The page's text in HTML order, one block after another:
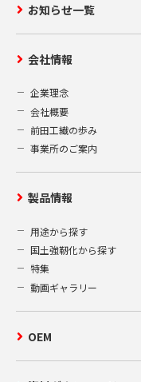
お知らせ一覧
会社情報
企業理念
会社概要
前田工繊の歩み
事業所のご案内
製品情報
用途から探す
国土強靭化から探す
特集
動画ギャラリー
OEM